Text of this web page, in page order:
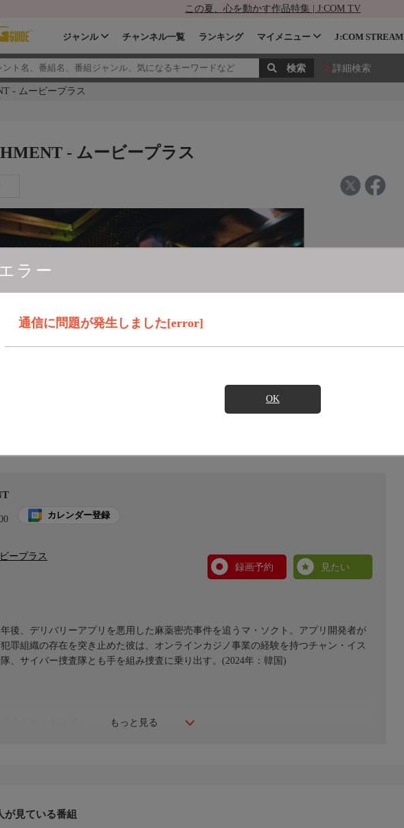
この夏、心を動かす作品特集 | J:COM TV
ジャンル チャンネル一覧 ランキング マイメニュー J:COM STREAM
詳細検索
- ムービープラス
エラー
通信に問題が発生しました[error]
OK
- ムービープラス
カレンダー登録
ープラス
録画予約
見たい
もっと見る
後、デリバリーアプリを悪用した麻薬密売事件を追うマ・ソクト。アプリ開発者が
罪組織の存在を突き止めた彼は、オンラインカジノ事業の経験を持つチャン・イス
、サイバー捜査隊とも手を組み捜査に乗り出す。(2024年：韓国)
が見ている番組